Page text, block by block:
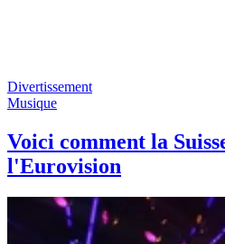
Divertissement
Musique
Voici comment la
l'Eurovision